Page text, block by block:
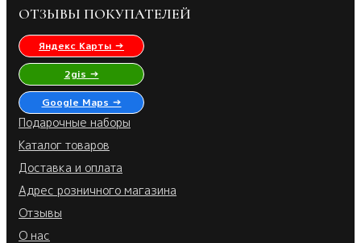
ОТЗЫВЫ ПОКУПАТЕЛЕЙ
Яндекс Карты →
2gis →
Google Maps →
Подарочные наборы
Каталог товаров
Доставка и оплата
Адрес розничного магазина
Отзывы
О нас